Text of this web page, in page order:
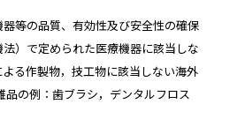
等の品質、有効性及び安全性の確保
）で定められた医療機器に該当しな
る作製物，技工物に該当しない海外
品の例：歯ブラシ，デンタルフロス